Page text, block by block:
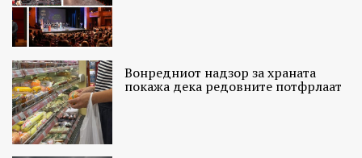
Вонредниот надзор за храната
покажа дека редовните потфрлаат